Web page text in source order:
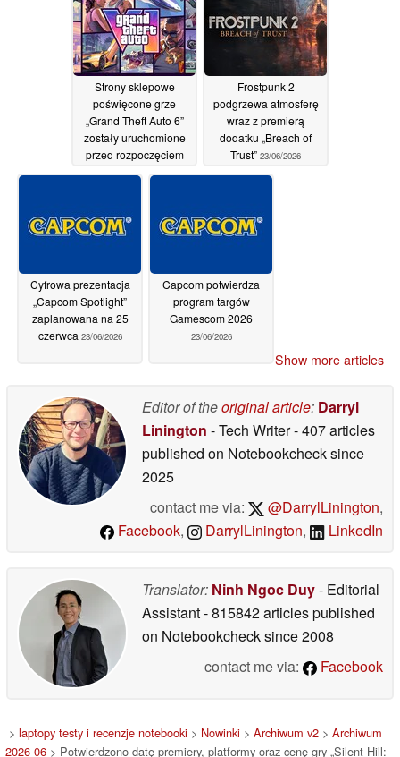
25/06/2026
Strony sklepowe
poświęcone grze
„Grand Theft Auto 6”
zostały uruchomione
przed rozpoczęciem
przedsprzedaży
Frostpunk 2
podgrzewa atmosferę
wraz z premierą
dodatku „Breach of
Trust” 23/06/2026
Cyfrowa prezentacja
„Capcom Spotlight”
zaplanowana na 25
czerwca 23/06/2026
Capcom potwierdza
program targów
Gamescom 2026
23/06/2026
Show more articles
Editor of theoriginal article: Darryl
Linington - Tech Writer- 407 articles
published on Notebookchecksince
2025
contact me via:
@DarrylLinington,
Facebook, DarrylLinington, LinkedIn
Translator: Ninh Ngoc Duy- Editorial
Assistant- 815842 articles published
on Notebookchecksince 2008
contact me via:
Facebook
> laptopy testy i recenzje notebooki > Nowinki > Archiwum v2 > Archiwum
2026 06> Potwierdzono datę premiery, platformy oraz cenę gry „Silent Hill: